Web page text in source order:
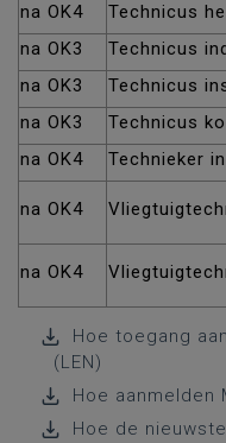
na OK4
Technicus
na OK3
Technicus
na OK3
Technicus
na OK3
Technicus
na OK4
Technieker
na OK4
na OK4
Hoe toegang
(LEN)
Hoe aanmelden
Hoe de